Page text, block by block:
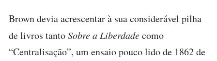
Brown devia acrescentar à sua considerável pilha
de livros tantoSobre a Liberdadecomo
“Centralisação”, um ensaio pouco lido de 1862 de